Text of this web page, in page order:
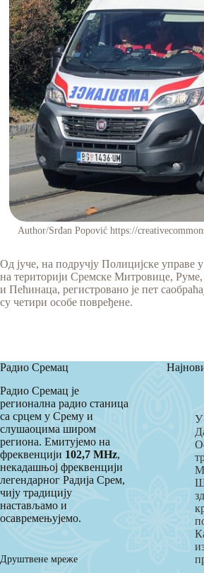
Author/Srđan Popović https://
Од јуче, на подручју Полицијске управе
на територији Сремске Митровице,
и Пећинаца, регистровано је пет
су четири особе повређене.
Радио Сремац
Радио Сремац је
регионална радио станица
са срцем у Срему и
слушаоцима широм
региона. Емитујемо на
фреквенцији 102,7 MHz,
некадашњој фреквенцији
легендарног Радија Срем,
чију традицију
настављамо и
осавремењујемо.
Друштвене мреже
У